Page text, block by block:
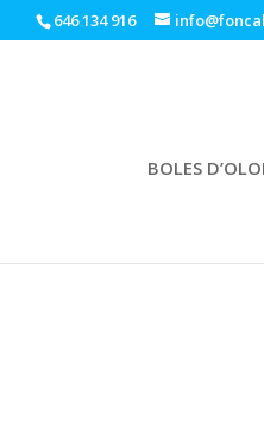
646 134 916
BOLES